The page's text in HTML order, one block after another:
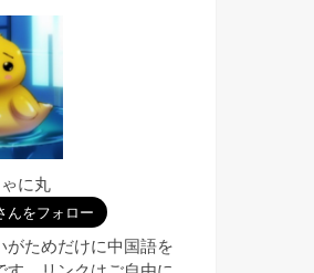
に丸
がためだけに中国語を